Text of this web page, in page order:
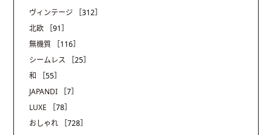
ヴィンテージ
［312］
北欧
［91］
無機質
［116］
シームレス
［25］
和
［55］
JAPANDI
［7］
LUXE
［78］
おしゃれ
［728］